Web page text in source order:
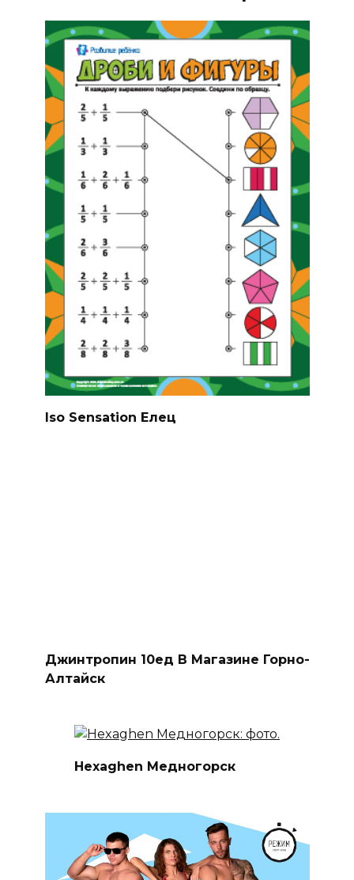
Iso Sensation Елец
Джинтропин 10ед В Магазине Горно-
Алтайск
Hexaghen Медногорск